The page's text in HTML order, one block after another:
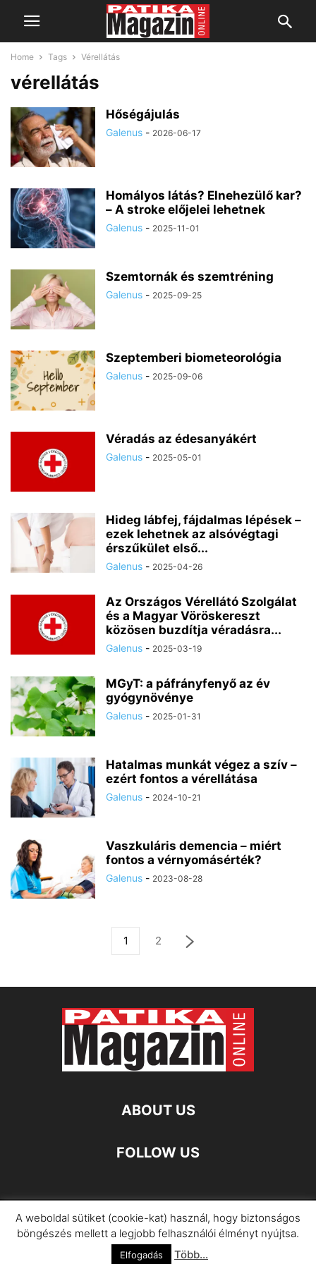
Home Tags Vérellátás
vérellátás
Hőségájulás
Galenus - 2026-06-17
Homályos látás? Elnehezülő kar?
– A stroke előjelei lehetnek
Galenus - 2025-11-01
Szemtornák és szemtréning
Galenus - 2025-09-25
Szeptemberi biometeorológia
Galenus - 2025-09-06
Véradás az édesanyákért
Galenus - 2025-05-01
Hideg lábfej, fájdalmas lépések –
ezek lehetnek az alsóvégtagi
érszűkület első...
Galenus - 2025-04-26
Az Országos Vérellátó Szolgálat
és a Magyar Vöröskereszt
közösen buzdítja véradásra...
Galenus - 2025-03-19
MGyT: a páfrányfenyő az év
gyógynövénye
Galenus - 2025-01-31
Hatalmas munkát végez a szív –
ezért fontos a vérellátása
Galenus - 2024-10-21
Vaszkuláris demencia – miért
fontos a vérnyomásérték?
Galenus - 2023-08-28
1 2
ABOUT US
FOLLOW US
Impresszum Adatkezelési Információ
©
A weboldal sütiket (cookie-kat) használ, hogy biztonságos
böngészés mellett a legjobb felhasználói élményt nyújtsa.
Elfogadás Több...